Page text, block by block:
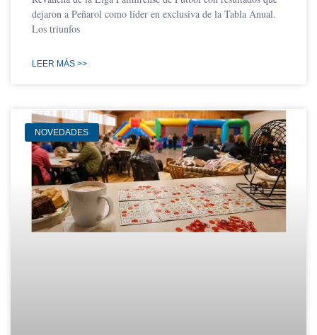
dejaron a Peñarol como líder en exclusiva de la Tabla Anual.
Los triunfos
LEER MÁS >>
NOVEDADES